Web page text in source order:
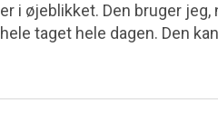
er i øjeblikket. Den bruger
hele taget hele dagen. Den